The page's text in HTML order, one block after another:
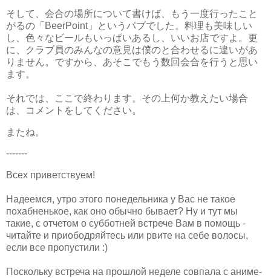
そして、会合の場所について書けば、もう一度行ったこと
がるの「BeerPoint」というパブでした。料理も美味しい
し、色々なビールもいっぱいあるし、いいお店ですよ。更
に、クラブ員のみんなの意見は僕のと合わせるに違いがあ
りません。ですから、あそこでもう数回会合を行うと思い
ます。
それでは、ここで終わります。その上何か教えたい場合
は、コメントをしてください。
またね。
-------
Всех приветствуем!
Надеемся, утро этого понедельника у Вас не такое
похабненькое, как оно обычно бывает? Ну и тут мы
такие, с отчетом о субботней встрече Вам в помощь -
читайте и приободряйтесь или рвите на себе волосы,
если все пропустили :)
Поскольку встреча на прошлой неделе совпала с аниме-